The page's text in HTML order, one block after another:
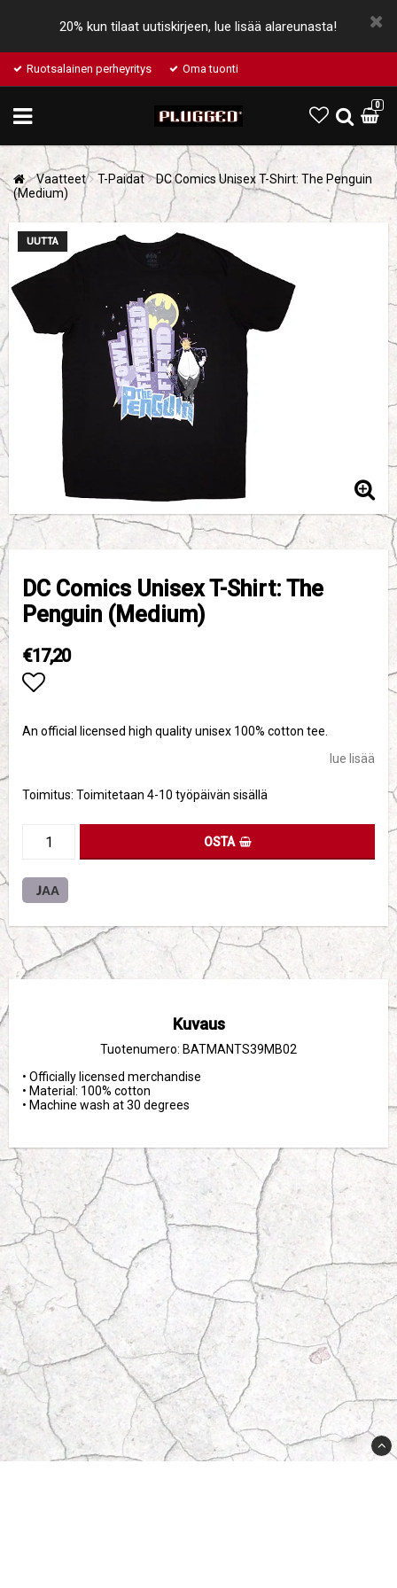
20% kun tilaat uutiskirjeen, lue lisää alareunasta!
Ruotsalainen perheyritys Oma tuonti
0
Vaatteet T-Paidat
DC Comics Unisex T-Shirt: The Penguin
(Medium)
UUTTA
DC Comics Unisex T-Shirt: The
Penguin (Medium)
€17,20
An official licensed high quality unisex 100% cotton tee.
lue lisää
Toimitus: Toimitetaan 4-10 työpäivän sisällä
OSTA
JAA
Kuvaus
Tuotenumero: BATMANTS39MB02
• Officially licensed merchandise
• Material: 100% cotton
• Machine wash at 30 degrees